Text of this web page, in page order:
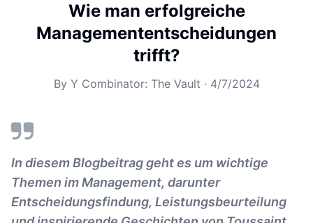
Wie man erfolgreiche
Managemententscheidungen
trifft?
By Y Combinator: The Vault · 4/7/2024
In diesem Blogbeitrag geht es um wichtige
Themen im Management, darunter
Entscheidungsfindung, Leistungsbeurteilung